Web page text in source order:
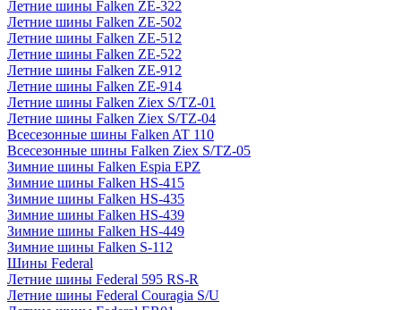
Летние шины Falken ZE-322
Летние шины Falken ZE-502
Летние шины Falken ZE-512
Летние шины Falken ZE-522
Летние шины Falken ZE-912
Летние шины Falken ZE-914
Летние шины Falken Ziex S/TZ-01
Летние шины Falken Ziex S/TZ-04
Всесезонные шины Falken AT 110
Всесезонные шины Falken Ziex S/TZ-05
Зимние шины Falken Espia EPZ
Зимние шины Falken HS-415
Зимние шины Falken HS-435
Зимние шины Falken HS-439
Зимние шины Falken HS-449
Зимние шины Falken S-112
Шины Federal
Летние шины Federal 595 RS-R
Летние шины Federal Couragia S/U